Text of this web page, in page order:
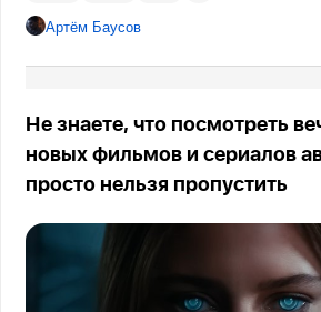
Артём Баусов
Не знаете, что посмотреть
новых фильмов и сериалов
просто нельзя пропустить